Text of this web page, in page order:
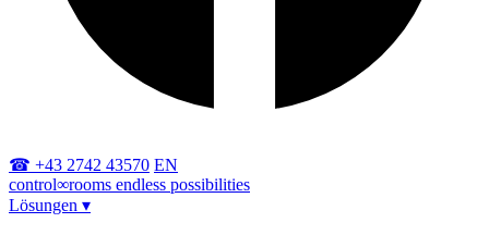
☎ +43 2742 43570 EN
control∞rooms endless possibilities
Lösungen ▾